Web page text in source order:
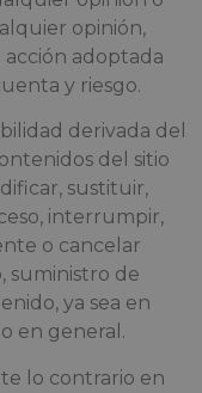
opinión,
adoptada
y riesgo.
derivada del
del sitio
sustituir,
interrumpir,
o cancelar
suministro de
ya sea en
en general.
lo contrario en